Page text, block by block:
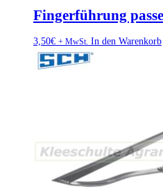
Fingerführung
3,50€ + MwSt. In den Warenkorb